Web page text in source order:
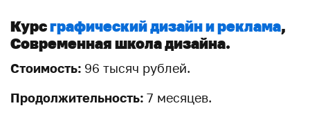
Курсграфический дизайн и реклама,
Современная школа дизайна.
Стоимость: 96 тысяч рублей.
Продолжительность: 7 месяцев.